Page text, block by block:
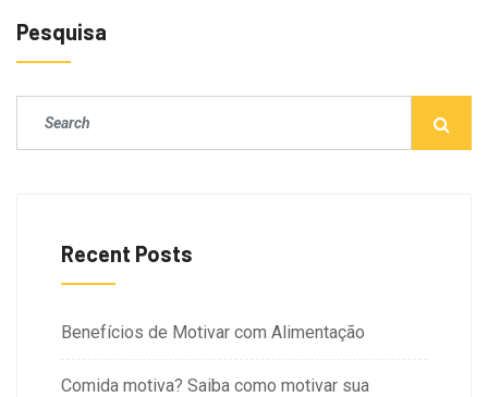
Pesquisa
Recent Posts
Benefícios de Motivar com Alimentação
Comida motiva? Saiba como motivar sua